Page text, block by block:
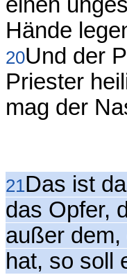
Hände
20Und der
Priester
mag der
21Das ist
das Opfer,
außer
hat, so soll